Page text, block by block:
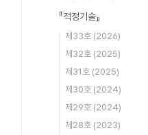
『적정기술』
제33호 (2026)
제32호 (2025)
제31호 (2025)
제30호 (2024)
제29호 (2024)
제28호 (2023)